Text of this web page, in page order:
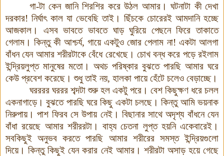
গা-টা কেন জানি শিরশির করে উঠল আমার। ঘটনাটা কী দেখা
দরকার! নির্ঘাৎ কাল যা ভেবেছি তাই । ছিঁচকে চোরেরই আমদানি হচ্ছে
আজকাল ।
এসব ভাবতে ভাবতে ঘাড় ঘুরিয়ে পেছনে ফিরে তাকাতে
গেলাম । কিন্তু কী আশ্চর্য, গায়ে একটুও জোর পেলাম না! একটা আলগা
বাঁধন যেন আমার শরীরটাকে বেঁধে রেখেছে। চোখ বন্ধ করে পড়ে রইলাম
ইন্দ্রিয়লুপ্ত মানুষের মতো । অথচ পরিষ্কার বুঝতে পারছি আমার ঘরে
কেউ প্রবেশ করেছে । শুধু তাই নয়, হালকা পায়ে হেঁটে চলেও বেড়াচ্ছে।
ঘরররর ঘররর শব্দটা শুরু হল একটু পরে । বেশ কিছুক্ষণ ধরে চলল
একনাগাড়ে। বুঝতে পারছি ঘরে কিছু একটা চলছে । কিন্তু আমি ভয়নাক
নিরুপায়। পাশ ফিরব সে উপায় নেই। বিছানার সাথে অদৃশ্য বাঁধনে যেন
বাঁধা রয়েছে আমার শরীররটা। বাহ্য চেতনা লুপ্ত হয়নি একেবারেই ।
সবকিছুই অনুভব করতে পারছি আমার শরীরের সমস্ত ইন্দ্রিয়গুলো
দিয়ে। কিন্তু কিছুই যেন করার নেই আমার। শরীরটা অসাড় হয়ে গেছে